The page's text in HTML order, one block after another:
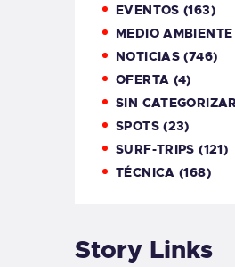
EVENTOS (163)
MEDIO AMBIENTE
NOTICIAS (746)
OFERTA (4)
SIN CATEGORIZAR
SPOTS(23)
SURF-TRIPS (121)
TÉCNICA (168)
Story Links